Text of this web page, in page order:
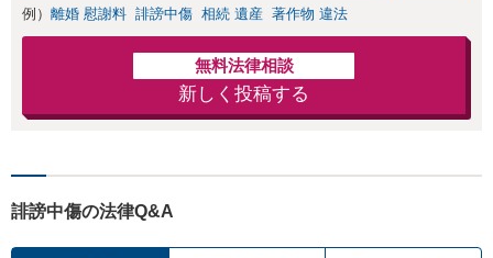
例） 離婚 慰謝料 誹謗中傷 相続 遺産 著作物 違法
無料法律相談
新しく投稿する
誹謗中傷の法律Q&A